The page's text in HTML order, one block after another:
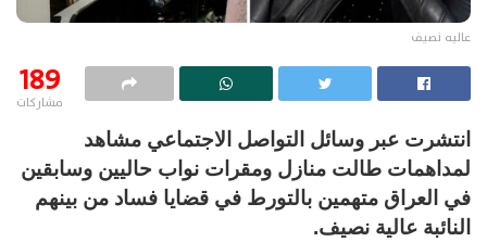
عاليه نصيف
189
مشاركات
انتشرت عبر وسائل التواصل الاجتماعي مشاهد
لمداهمات طالت منازل ومقرات نواب حاليين وسابقين
في العراق متهمين بالتورط في قضايا فساد من بينهم
النائبة عالية نصيف.